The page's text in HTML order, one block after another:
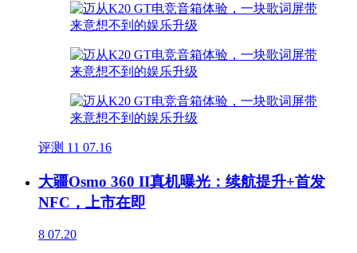
评测 11 07.16
大疆Osmo 360 II真机曝光：续航提升+首发
NFC，上市在即
8 07.20